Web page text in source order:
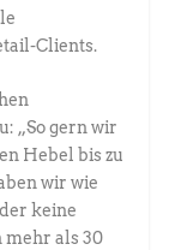
Clients.
„So gern wir
Hebel bis zu
wir wie
keine
mehr als 30